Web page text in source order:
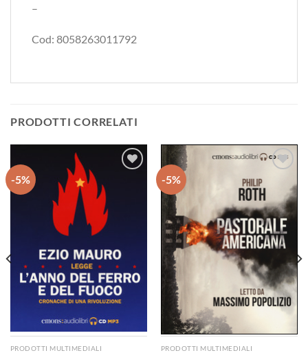
–
Cod: 8058263011792
PRODOTTI CORRELATI
-5%
PRODOTTI MULTIMEDIALI
-5%
Aggiungi
alla lista
dei
desideri
PRODOTTI MULTIMEDIALI